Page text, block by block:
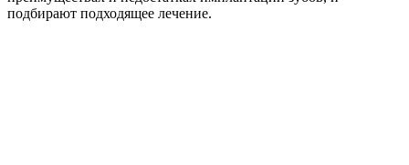
подбирают подходящее лечение.